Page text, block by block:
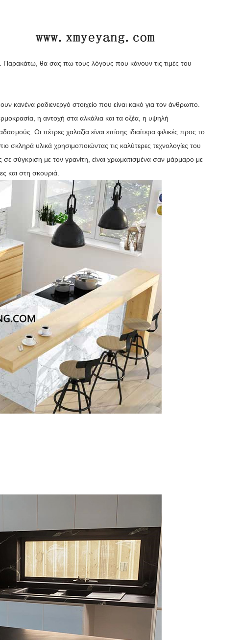
Παρακάτω, θα σας πω τους λόγους που κάνουν τις τιμές του
κανένα ραδιενεργό στοιχείο που είναι κακό για τον άνθρωπο.
η αντοχή στα αλκάλια και τα οξέα, η υψηλή
Οι πέτρες χαλαζία είναι επίσης ιδιαίτερα φιλικές προς το
σκληρά υλικά χρησιμοποιώντας τις καλύτερες τεχνολογίες του
σύγκριση με τον γρανίτη, είναι χρωματισμένα σαν μάρμαρο με
και στη σκουριά.